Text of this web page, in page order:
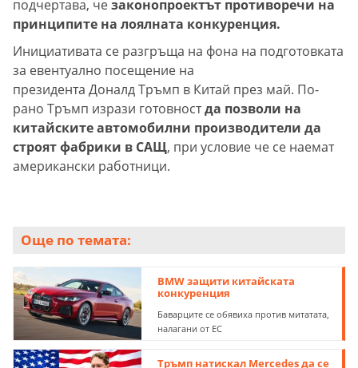
подчертава, чезаконопроектът противоречи на
принципите на лоялната конкуренция.
Инициативата се разгръща на фона на подготовката
за евентуално посещение на
президента Доналд Тръмп в Китай през май. По-
рано Тръмп изрази готовностда позволи на
китайските автомобилни производители да
строят фабрики в САЩ, при условие че се наемат
американски работници.
Още по темата:
BMW защити китайската
конкуренция
Баварците се обявиха против митатата,
налагани от ЕС
Тръмп натискал Mercedes да се